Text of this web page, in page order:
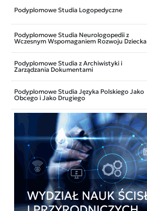
Podyplomowe Studia Logopedyczne
Podyplomowe Studia Neurologopedii z
Wczesnym Wspomaganiem Rozwoju Dziecka
Podyplomowe Studia z Archiwistyki i
Zarządzania Dokumentami
Podyplomowe Studia Języka Polskiego Jako
Obcego i Jako Drugiego